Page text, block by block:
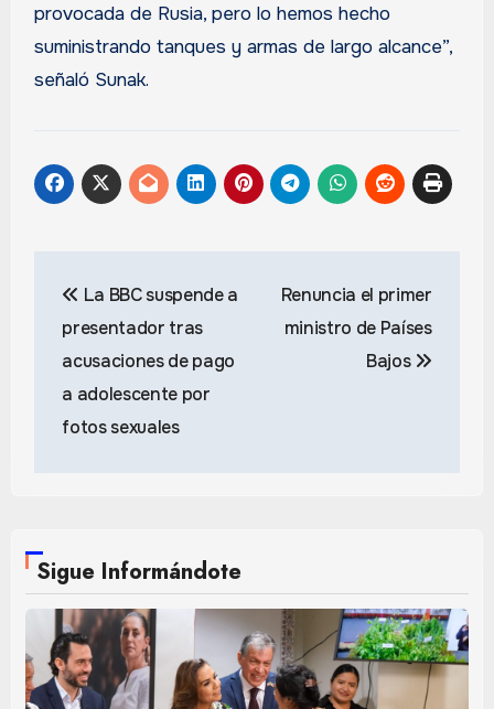
provocada de Rusia, pero lo hemos hecho
suministrando tanques y armas de largo alcance”,
señaló Sunak.
de
entradas
La BBC suspende a
presentador tras
acusaciones de pago
a adolescente por
fotos sexuales
Renuncia el primer
ministro de Países
Bajos
Sigue Informándote